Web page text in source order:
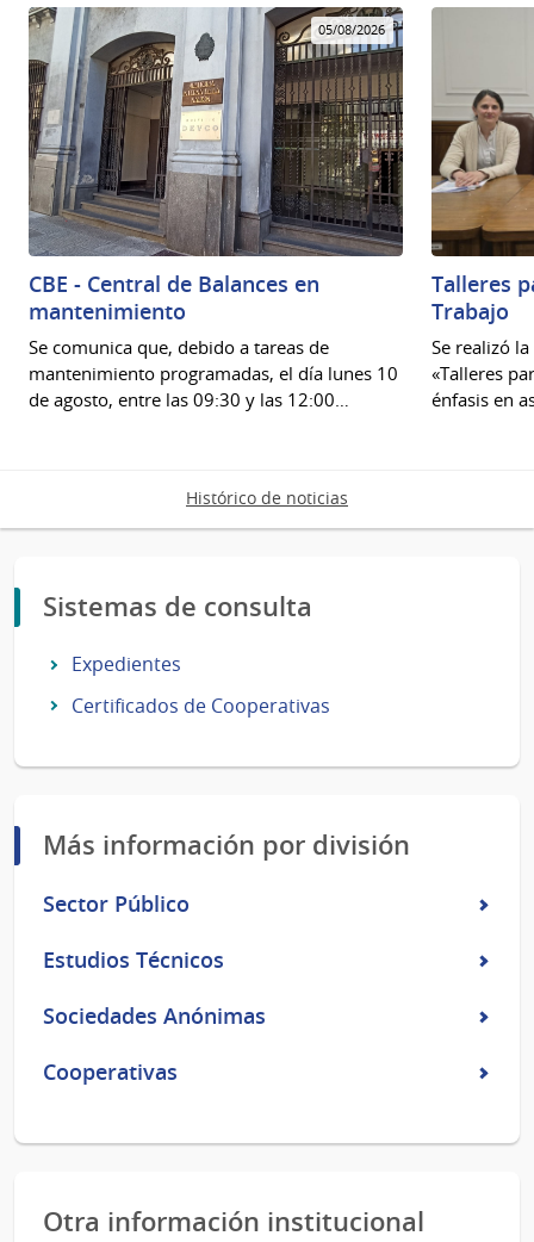
05/08/2026
CBE - Central de Balances en
mantenimiento
Se comunica que, debido a tareas de
mantenimiento programadas, el día lunes 10
de agosto, entre las 09:30 y las 12:00…
Talleres
Trabajo
Se realizó
«Talleres
énfasis en
Histórico de noticias
Sistemas de consulta
Expedientes
Certificados de Cooperativas
Más información por división
Sector Público
Estudios Técnicos
Sociedades Anónimas
Cooperativas
Otra información institucional